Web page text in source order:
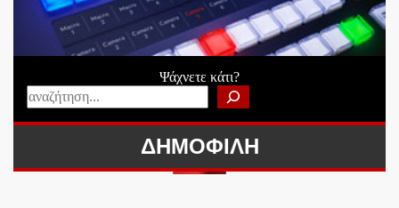
Ψάχνετε κάτι?
ΔΗΜΟΦΙΛΗ